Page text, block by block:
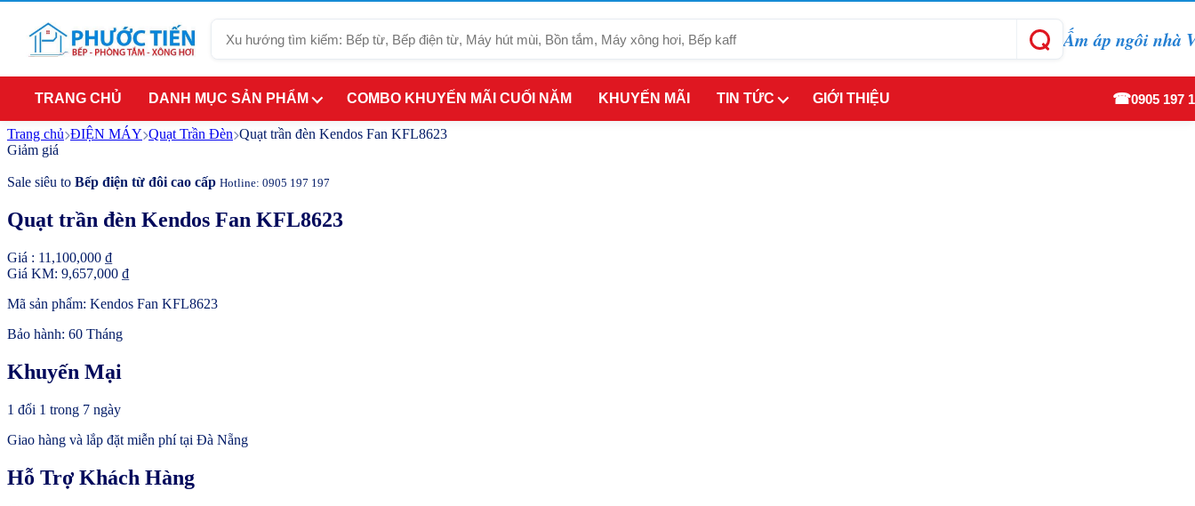
Tìm
Ấm áp ngôi nhà
TRANG CHỦ DANH MỤC SẢN PHẨM COMBO KHUYẾN MÃI CUỐI NĂM KHUYẾN MÃI TIN TỨC GIỚI THIỆU ☎0905 197
Trang chủ ĐIỆN MÁY Quạt Trần Đèn Quạt trần đèn Kendos Fan KFL8623
Giảm giá
Sale siêu to Bếp điện từ đôi cao cấp Hotline: 0905 197 197
Quạt trần đèn Kendos Fan KFL8623
Giá : 11,100,000 ₫
Giá KM: 9,657,000 ₫
Mã sản phẩm: Kendos Fan KFL8623
Bảo hành: 60 Tháng
Khuyến Mại
1 đổi 1 trong 7 ngày
Giao hàng và lắp đặt miễn phí tại Đà Nẵng
Hỗ Trợ Khách Hàng